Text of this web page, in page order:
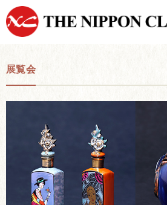
展覧会
日本クラブメンバーログイン